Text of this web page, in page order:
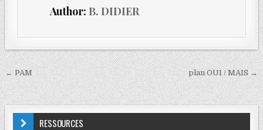
Author: B. DIDIER
← PAM plan OUI / MAIS →
RESSOURCES